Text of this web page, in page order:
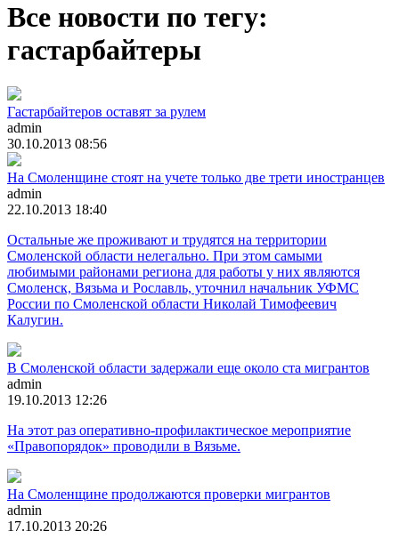
Все новости по тегу:
гастарбайтеры
Гастарбайтеров оставят за рулем
admin
30.10.2013 08:56
На Смоленщине стоят на учете только две трети иностранцев
admin
22.10.2013 18:40
Остальные же проживают и трудятся на территории
Смоленской области нелегально. При этом самыми
любимыми районами региона для работы у них являются
Смоленск, Вязьма и Рославль, уточнил начальник УФМС
России по Смоленской области Николай Тимофеевич
Калугин.
В Смоленской области задержали еще около ста мигрантов
admin
19.10.2013 12:26
На этот раз оперативно-профилактическое мероприятие
«Правопорядок» проводили в Вязьме.
На Смоленщине продолжаются проверки мигрантов
admin
17.10.2013 20:26